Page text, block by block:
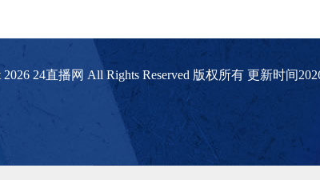
2026 24直播网 All Rights Reserved 版权所有 更新时间